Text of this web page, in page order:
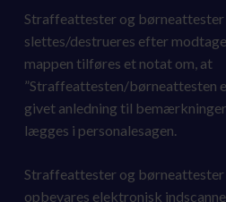
Straffeattester og
slettes/destrueres efter
mappen tilføres et notat om, at
”Straffeattesten/børneattesten
givet anledning til
lægges i personalesagen.
Straffeattester og
opbevares elektronisk